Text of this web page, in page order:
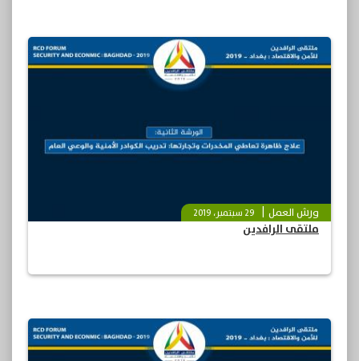
ورش العمل 29 سبتمبر، 2019
ملتقى الرافدين